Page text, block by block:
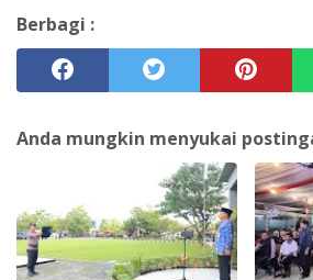
Berbagi :
Anda mungkin menyukai